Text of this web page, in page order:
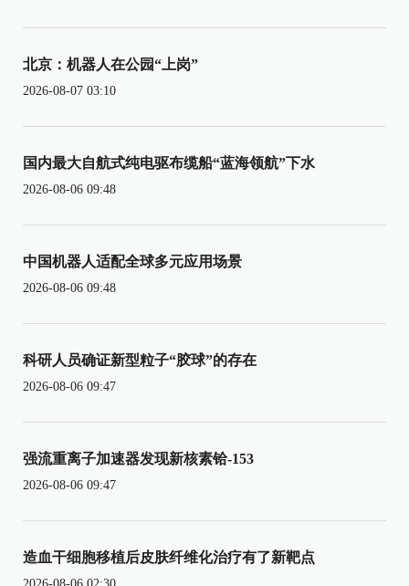
北京：机器人在公园“上岗”
2026-08-07 03:10
国内最大自航式纯电驱布缆船“蓝海领航”下水
2026-08-06 09:48
中国机器人适配全球多元应用场景
2026-08-06 09:48
科研人员确证新型粒子“胶球”的存在
2026-08-06 09:47
强流重离子加速器发现新核素铪-153
2026-08-06 09:47
造血干细胞移植后皮肤纤维化治疗有了新靶点